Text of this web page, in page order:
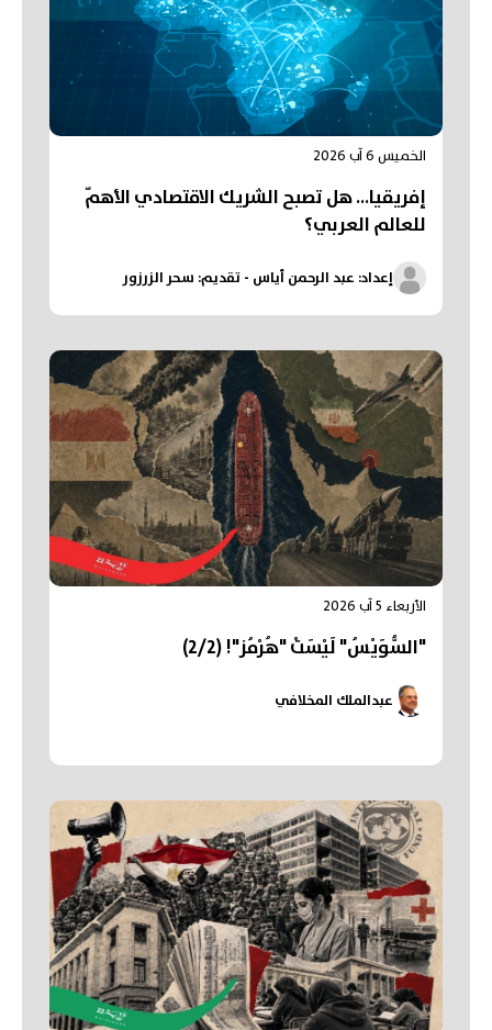
الخميس 6 آب 2026
إفريقيا... هل تصبح الشريك الاقتصادي الأهمّ
للعالم العربي؟
إعداد: عبد الرحمن أياس - تقديم: سحر الزرزور
الأربعاء 5 آب 2026
"السُّوَيْسُ" لَيْسَتْ "هُرْمُز"! (2/2)
عبدالملك المخلافي